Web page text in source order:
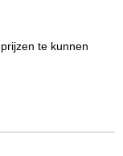
te kunnen